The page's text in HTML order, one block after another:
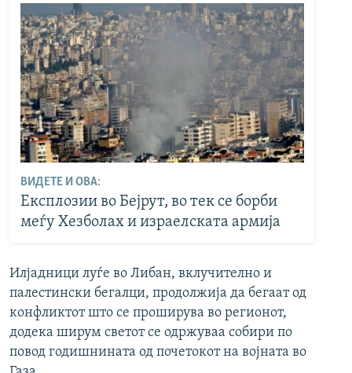
ВИДЕТЕ И ОВА:
Експлозии во Бејрут, во тек се борби
меѓу Хезболах и израелската армија
Илјадници луѓе во Либан, вклучително и
палестински бегалци, продолжија да бегаат од
конфликтот што се проширува во регионот,
додека ширум светот се одржуваа собири по
повод годишнината од почетокот на војната во